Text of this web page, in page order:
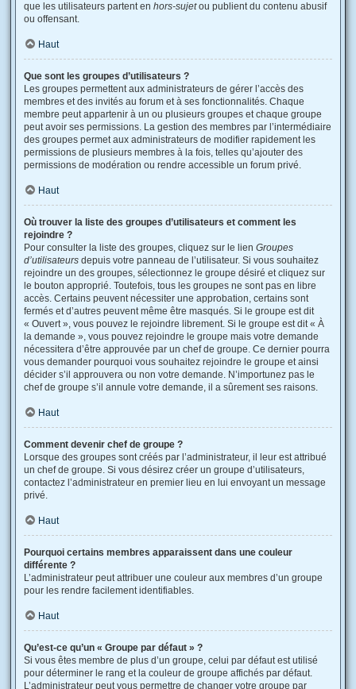
que les utilisateurs partent en hors-sujetou publient du contenu abusif
ou offensant.
Haut
Que sont les groupes d’utilisateurs ?
Les groupes permettent aux administrateurs de gérer l’accès des
membres et des invités au forum et à ses fonctionnalités. Chaque
membre peut appartenir à un ou plusieurs groupes et chaque groupe
peut avoir ses permissions. La gestion des membres par l’intermédiaire
des groupes permet aux administrateurs de modifier rapidement les
permissions de plusieurs membres à la fois, telles qu’ajouter des
permissions de modération ou rendre accessible un forum privé.
Haut
Où trouver la liste des groupes d’utilisateurs et comment les
rejoindre ?
Pour consulter la liste des groupes, cliquez sur le lien Groupes
d’utilisateurs depuis votre panneau de l’utilisateur. Si vous souhaitez
rejoindre un des groupes, sélectionnez le groupe désiré et cliquez sur
le bouton approprié. Toutefois, tous les groupes ne sont pas en libre
accès. Certains peuvent nécessiter une approbation, certains sont
fermés et d’autres peuvent même être masqués. Si le groupe est dit
« Ouvert », vous pouvez le rejoindre librement. Si le groupe est dit « À
la demande », vous pouvez rejoindre le groupe mais votre demande
nécessitera d’être approuvée par un chef de groupe. Ce dernier pourra
vous demander pourquoi vous souhaitez rejoindre le groupe et ainsi
décider s’il approuvera ou non votre demande. N’importunez pas le
chef de groupe s’il annule votre demande, il a sûrement ses raisons.
Haut
Comment devenir chef de groupe ?
Lorsque des groupes sont créés par l’administrateur, il leur est attribué
un chef de groupe. Si vous désirez créer un groupe d’utilisateurs,
contactez l’administrateur en premier lieu en lui envoyant un message
privé.
Haut
Pourquoi certains membres apparaissent dans une couleur
différente ?
L’administrateur peut attribuer une couleur aux membres d’un groupe
pour les rendre facilement identifiables.
Haut
Qu’est-ce qu’un « Groupe par défaut » ?
Si vous êtes membre de plus d’un groupe, celui par défaut est utilisé
pour déterminer le rang et la couleur de groupe affichés par défaut.
L’administrateur peut vous permettre de changer votre groupe par